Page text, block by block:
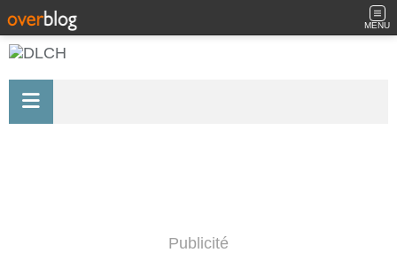
MENU
Publicité